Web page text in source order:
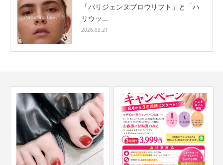
「パリジェンヌブロウリフト」と「ハ
リウッ...
2026.03.21